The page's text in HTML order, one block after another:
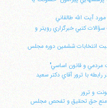
سؤالات كتبي خبرگزاري رويتر و
انتخابات ششمين دوره مجلس
در رابطه با ترور آقاي دكتر سعيد
منع حق تحقيق و تفحص مجلس